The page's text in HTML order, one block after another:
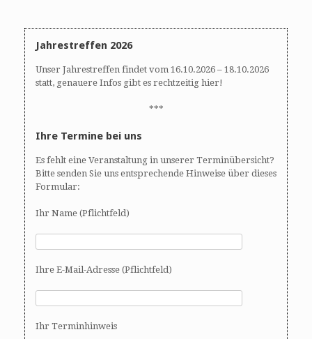
Jahrestreffen 2026
Unser Jahrestreffen findet vom 16.10.2026 – 18.10.2026
statt, genauere Infos gibt es rechtzeitig hier!
***
Ihre Termine bei uns
Es fehlt eine Veranstaltung in unserer Terminübersicht?
Bitte senden Sie uns entsprechende Hinweise über dieses
Formular:
Ihr Name (Pflichtfeld)
Ihre E-Mail-Adresse (Pflichtfeld)
Ihr Terminhinweis